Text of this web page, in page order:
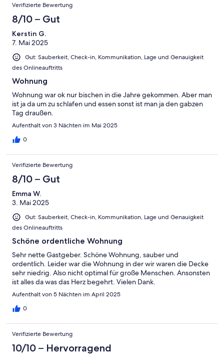
Verifizierte Bewertung
8/10 – Gut
Kerstin G.
7. Mai 2025
Gut: Sauberkeit, Check-in, Kommunikation, Lage und Genauigkeit
des Onlineauftritts
Wohnung
Wohnung war ok nur bischen in die Jahre gekommen. Aber man
ist ja da um zu schlafen und essen sonst ist man ja den gabzen
Tag draußen.
Aufenthalt von 3 Nächten im Mai 2025
0
Verifizierte Bewertung
8/10 – Gut
Emma W.
3. Mai 2025
Gut: Sauberkeit, Check-in, Kommunikation, Lage und Genauigkeit
des Onlineauftritts
Schöne ordentliche Wohnung
Sehr nette Gastgeber. Schöne Wohnung, sauber und
ordentlich. Leider war die Wohnung in der wir waren die Decke
sehr niedrig. Also nicht optimal für große Menschen. Ansonsten
ist alles da was das Herz begehrt. Vielen Dank.
Aufenthalt von 5 Nächten im April 2025
0
Verifizierte Bewertung
10/10 – Hervorragend